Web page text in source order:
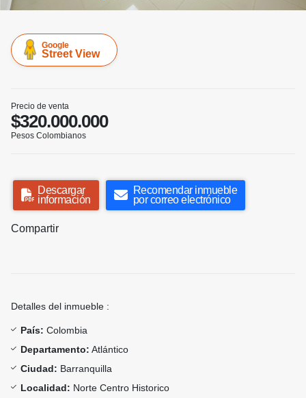
Google
Street View
Precio de venta
$320.000.000
Pesos Colombianos
Descargar
información
Recomendar inmueble
por correo electrónico
Compartir
Detalles del inmueble :
País: Colombia
Departamento: Atlántico
Ciudad: Barranquilla
Localidad: Norte Centro Historico